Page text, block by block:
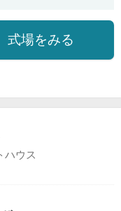
式場をみる
ハウス